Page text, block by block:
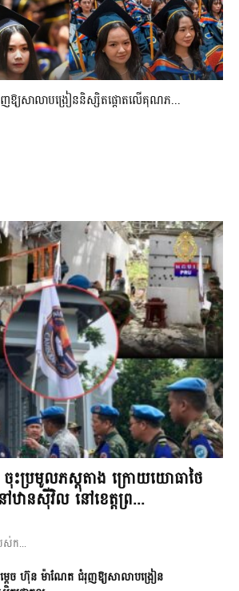
ឱ្យសាលាបង្រៀននិស្សិតផ្តោតលើគុណភ...
ចុះប្រមូលភស្តុតាង ក្រោយយោធាថៃ
ឋានស៊ីវិល នៅខេត្តព្រ...
ស់ក...
េច ហ៊ុន ម៉ាណែត ជំរុញឱ្យសាលាបង្រៀន